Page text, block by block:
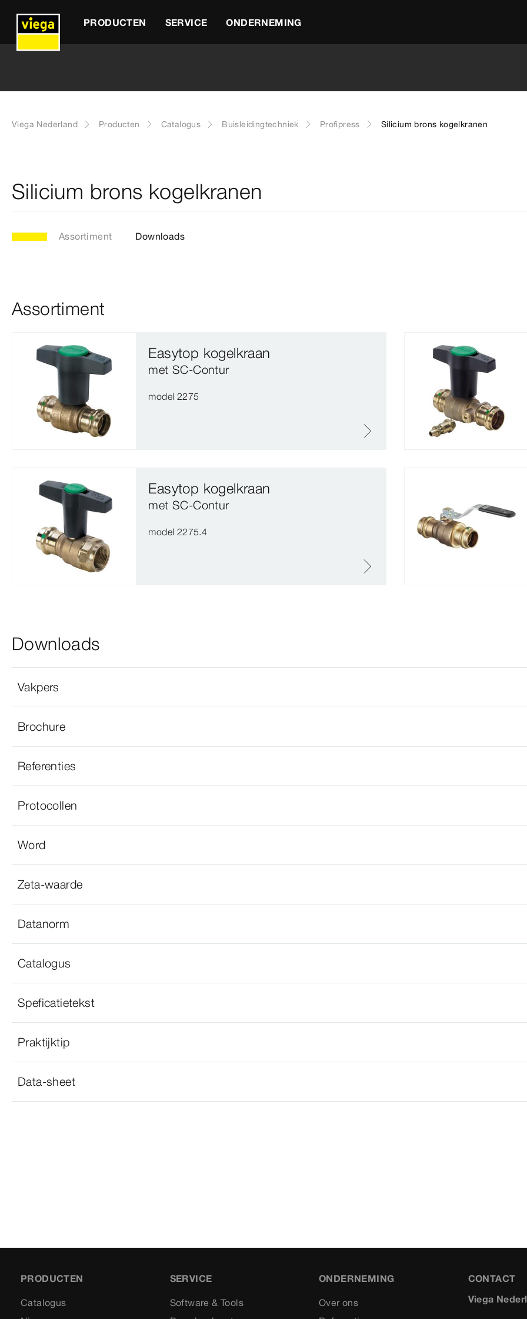
PRODUCTEN SERVICE ONDERNEMING
Viega Nederland Producten Catalogus Buisleidingtechniek Profipress Silicium brons kogelkranen
Silicium brons kogelkranen
Assortiment Downloads
Assortiment
Easytop kogelkraan
met SC‑Contur
model 2275
Easytop kogelkraan
met SC‑Contur
model 2275.4
Downloads
Vakpers
Brochure
Referenties
Protocollen
Word
Zeta-waarde
Datanorm
Catalogus
Speficatietekst
Praktijktip
Data-sheet
PRODUCTEN
Catalogus
SERVICE
Software & Tools
ONDERNEMING
Over ons
CONTACT
Viega